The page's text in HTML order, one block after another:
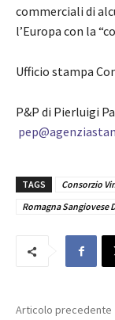
commerciali di
l’Europa con la
Ufficio stampa
P&P di Pierluigi
TAGS Consorzio
Romagna Sangiovese
Articolo precedente